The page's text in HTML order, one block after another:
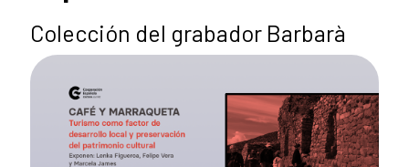
Colección del grabador Barbarà